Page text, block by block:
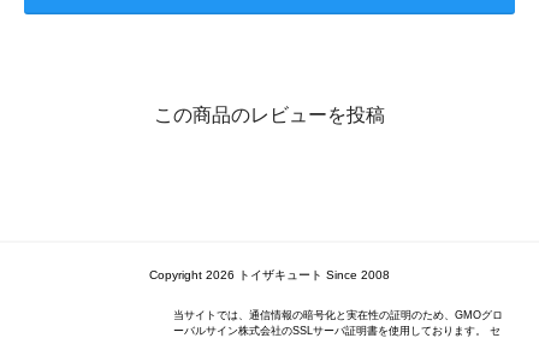
この商品のレビューを投稿
Copyright 2026 トイザキュート Since 2008
当サイトでは、通信情報の暗号化と実在性の証明のため、GMOグロ
ーバルサイン株式会社のSSLサーバ証明書を使用しております。 セ